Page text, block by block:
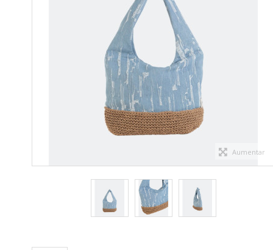
Aumentar